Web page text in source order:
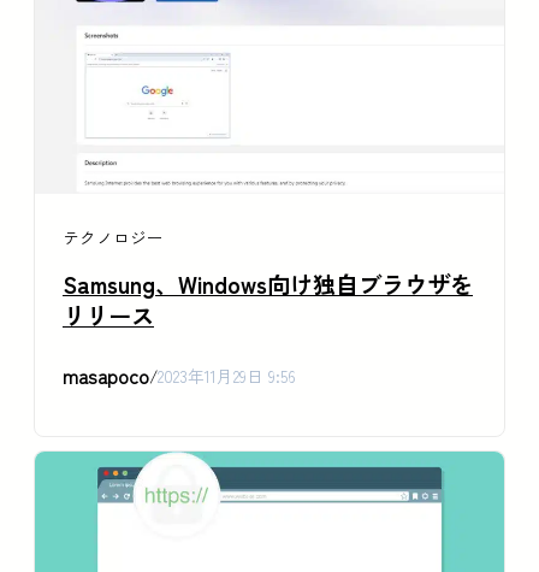
テクノロジー
Samsung、Windows向け独自ブラウザを
リリース
masapoco/2023年11月29日 9:56